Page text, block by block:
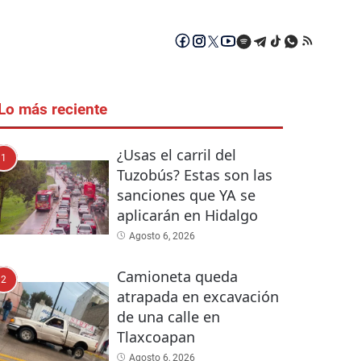
Lo más reciente
1
¿Usas el carril del
Tuzobús? Estas son las
sanciones que YA se
aplicarán en Hidalgo
Agosto 6, 2026
2
Camioneta queda
atrapada en excavación
de una calle en
Tlaxcoapan
Agosto 6, 2026